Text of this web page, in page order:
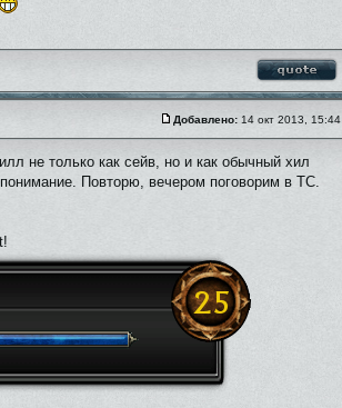
Добавлено: 14 окт 2013, 15:44
не только как сейв, но и как обычный хил
Повторю, вечером поговорим в ТС.